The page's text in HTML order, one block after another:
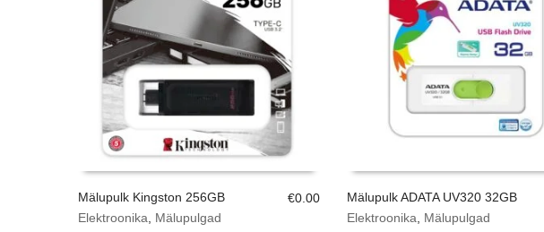
Mälupulk Kingston 256GB
Elektroonika
Mälupulgad
€0.00
Mälupulk ADATA UV320 32GB
Elektroonika
Mälupulgad